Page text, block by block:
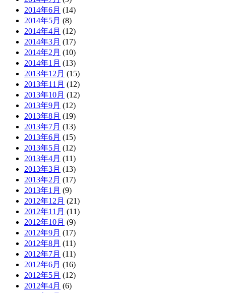
2014年6月 (14)
2014年5月 (8)
2014年4月 (12)
2014年3月 (17)
2014年2月 (10)
2014年1月 (13)
2013年12月 (15)
2013年11月 (12)
2013年10月 (12)
2013年9月 (12)
2013年8月 (19)
2013年7月 (13)
2013年6月 (15)
2013年5月 (12)
2013年4月 (11)
2013年3月 (13)
2013年2月 (17)
2013年1月 (9)
2012年12月 (21)
2012年11月 (11)
2012年10月 (9)
2012年9月 (17)
2012年8月 (11)
2012年7月 (11)
2012年6月 (16)
2012年5月 (12)
2012年4月 (6)